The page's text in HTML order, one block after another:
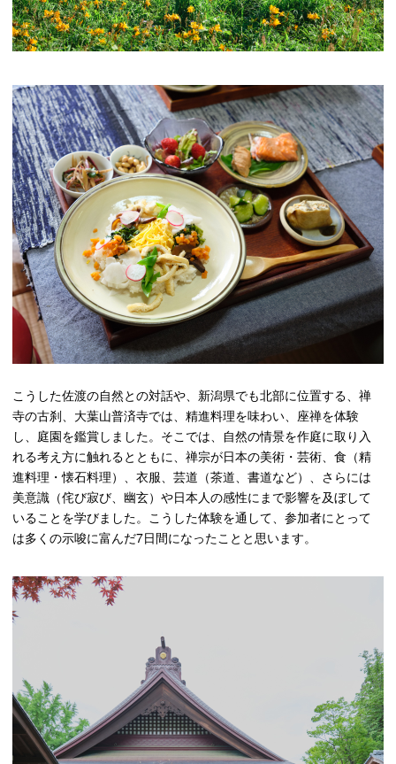
こうした佐渡の⾃然との対話や、新潟県でも北部に位置する、禅
寺の古刹、大葉山普済寺では、精進料理を味わい、座禅を体験
し、庭園を鑑賞しました。そこでは、⾃然の情景を作庭に取り⼊
れる考え方に触れるとともに、禅宗が⽇本の美術・芸術、⾷（精
進料理・懐⽯料理）、⾐服、芸道（茶道、書道など）、さらには
美意識（侘び寂び、幽⽞）や日本人の感性にまで影響を及ぼして
いることを学びました。こうした体験を通して、参加者にとって
は多くの⽰唆に富んだ7⽇間になったことと思います。